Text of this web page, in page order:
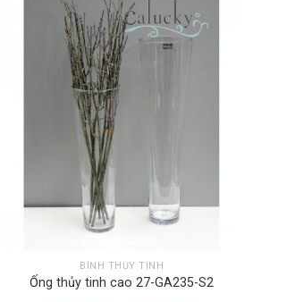
BÌNH THỦY TINH
Ống thủy tinh cao 27-GA235-S2